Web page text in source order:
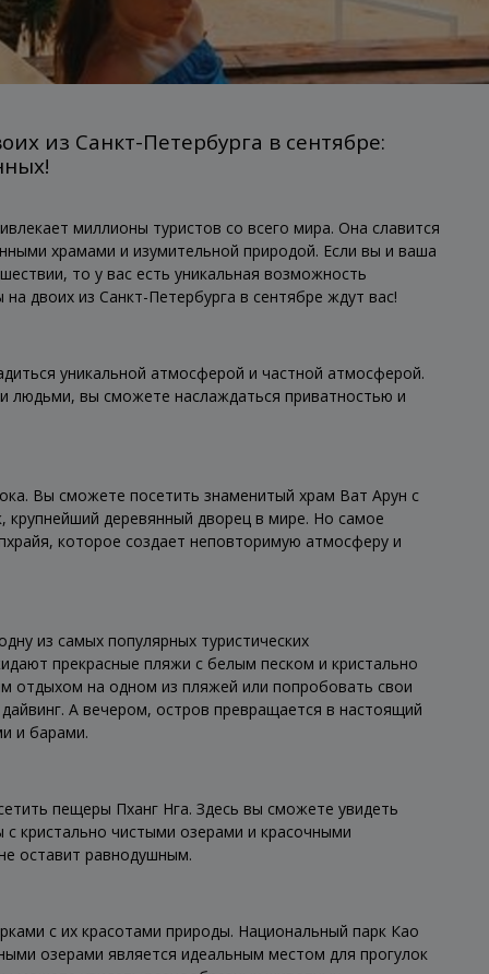
из Санкт-Петербурга в сентябре:
миллионы туристов со всего мира. Она славится
храмами и изумительной природой. Если вы и ваша
то у вас есть уникальная возможность
двоих из Санкт-Петербурга в сентябре ждут вас!
уникальной атмосферой и частной атмосферой.
людьми, вы сможете наслаждаться приватностью и
Вы сможете посетить знаменитый храм Ват Арун с
деревянный дворец в мире. Но самое
которое создает неповторимую атмосферу и
из самых популярных туристических
прекрасные пляжи с белым песком и кристально
отдыхом на одном из пляжей или попробовать свои
А вечером, остров превращается в настоящий
и барами.
пещеры Пханг Нга. Здесь вы сможете увидеть
кристально чистыми озерами и красочными
оставит равнодушным.
с их красотами природы. Национальный парк Као
озерами является идеальным местом для прогулок